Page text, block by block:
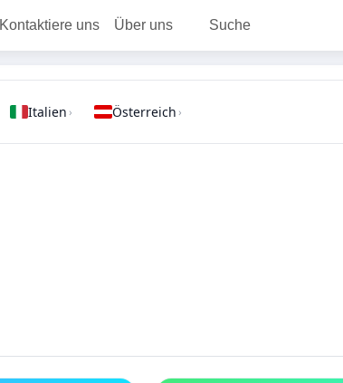
Kontaktiere uns Über uns Suche
Italien › Österreich ›